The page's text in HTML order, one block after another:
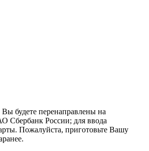
будете перенаправлены на
Сбербанк России; для ввода
Пожалуйста, приготовьте Вашу